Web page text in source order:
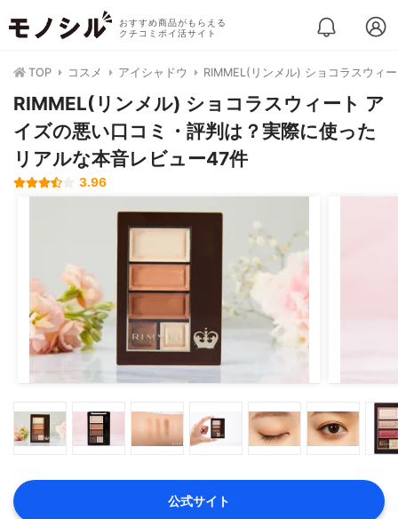
おすすめ商品がもらえる
クチコミポイ活サイト
TOP コスメ アイシャドウ RIMMEL(リンメル) ショコラスウィ
RIMMEL(リンメル) ショコラスウィート ア
イズの悪い口コミ・評判は？実際に使った
リアルな本音レビュー47件
3.96
公式サイト